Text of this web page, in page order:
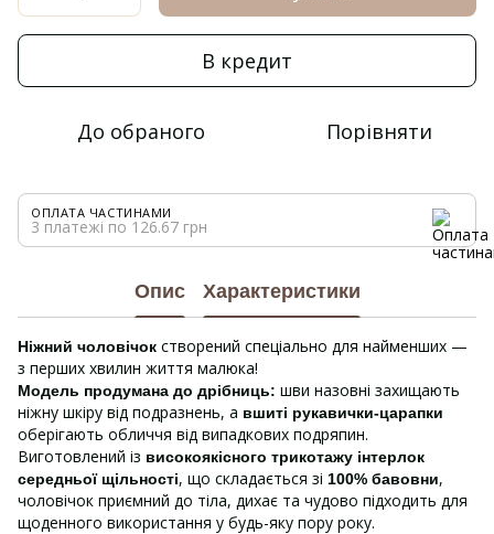
В кредит
До обраного Порівняти
ОПЛАТА ЧАСТИНАМИ
3 платежі по 126.67 грн
Опис Характеристики
Ніжний чоловічок створений спеціально для найменших —
з перших хвилин життя малюка!
Модель продумана до дрібниць: шви назовні захищають
ніжну шкіру від подразнень, а вшиті рукавички-царапки
оберігають обличчя від випадкових подряпин.
Виготовлений із високоякісного трикотажу інтерлок
середньої щільності, що складається зі 100% бавовни,
чоловічок приємний до тіла, дихає та чудово підходить для
щоденного використання у будь-яку пору року.